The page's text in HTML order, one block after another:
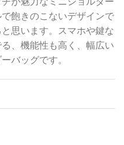
飽きのこないデザインで
思います。スマホや鍵な
、機能性も高く、幅広い
バッグです。